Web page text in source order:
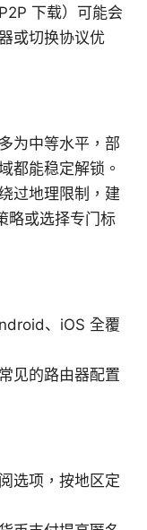
下载）可能会
或切换协议优
为中等水平，部
都能稳定解锁。
过地理限制，建
略或选择专门标
、iOS 全覆
见的路由器配置
选项，按地区定